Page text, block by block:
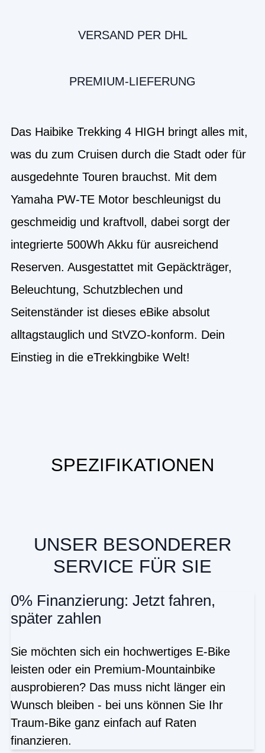
VERSAND PER DHL
PREMIUM-LIEFERUNG
Das Haibike Trekking 4 HIGH bringt alles mit,
was du zum Cruisen durch die Stadt oder für
ausgedehnte Touren brauchst. Mit dem
Yamaha PW-TE Motor beschleunigst du
geschmeidig und kraftvoll, dabei sorgt der
integrierte 500Wh Akku für ausreichend
Reserven. Ausgestattet mit Gepäckträger,
Beleuchtung, Schutzblechen und
Seitenständer ist dieses eBike absolut
alltagstauglich und StVZO-konform. Dein
Einstieg in die eTrekkingbike Welt!
SPEZIFIKATIONEN
UNSER BESONDERER
SERVICE FÜR SIE
0% Finanzierung: Jetzt fahren,
später zahlen
Sie möchten sich ein hochwertiges E-Bike
leisten oder ein Premium-Mountainbike
ausprobieren? Das muss nicht länger ein
Wunsch bleiben - bei uns können Sie Ihr
Traum-Bike ganz einfach auf Raten
finanzieren.